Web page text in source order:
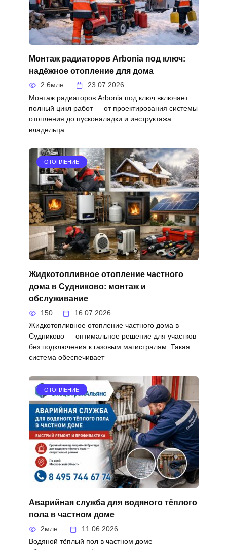
Монтаж радиаторов Arbonia под ключ:
надёжное отопление для дома
2.6млн. 23.07.2026
Монтаж радиаторов Arbonia под ключ включает
полный цикл работ — от проектирования системы
отопления до пусконаладки и инструктажа
владельца.
ОТОПЛЕНИЕ
Жидкотопливное отопление частного
дома в Судниково: монтаж и
обслуживание
150 16.07.2026
Жидкотопливное отопление частного дома в
Судниково — оптимальное решение для участков
без подключения к газовым магистралям. Такая
система обеспечивает
ОТОПЛЕНИЕ
Аварийная служба для водяного тёплого
пола в частном доме
2млн. 11.06.2026
Водяной тёплый пол в частном доме